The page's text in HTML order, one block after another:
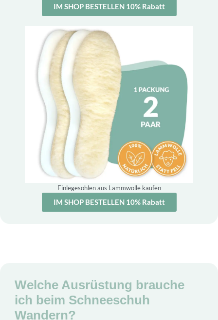
IM SHOP BESTELLEN 10% Rabatt
Einlegesohlen aus Lammwolle kaufen
IM SHOP BESTELLEN 10% Rabatt
Welche Ausrüstung brauche
ich beim Schneeschuh
Wandern?